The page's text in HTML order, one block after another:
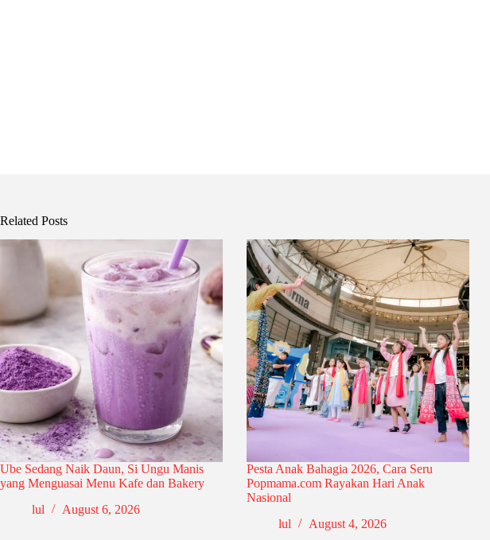
Related Posts
Ube Sedang Naik Daun, Si Ungu Manis
yang Menguasai Menu Kafe dan Bakery
lul
August 6, 2026
Pesta Anak Bahagia 2026, Cara Seru
Popmama.com Rayakan Hari Anak
Nasional
lul
August 4, 2026